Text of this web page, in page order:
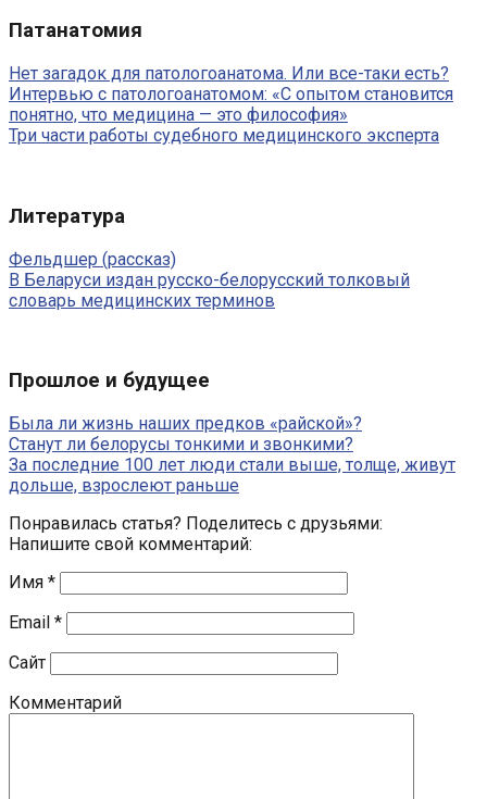
Патанатомия
Нет загадок для патологоанатома. Или все-таки есть?
Интервью с патологоанатомом: «С опытом становится
понятно, что медицина — это философия»
Три части работы судебного медицинского эксперта
Литература
Фельдшер (рассказ)
В Беларуси издан русско-белорусский толковый
словарь медицинских терминов
Прошлое и будущее
Была ли жизнь наших предков «райской»?
Станут ли белорусы тонкими и звонкими?
За последние 100 лет люди стали выше, толще, живут
дольше, взрослеют раньше
Понравилась статья? Поделитесь с друзьями:
Напишите свой комментарий:
Имя *
Email *
Сайт
Комментарий